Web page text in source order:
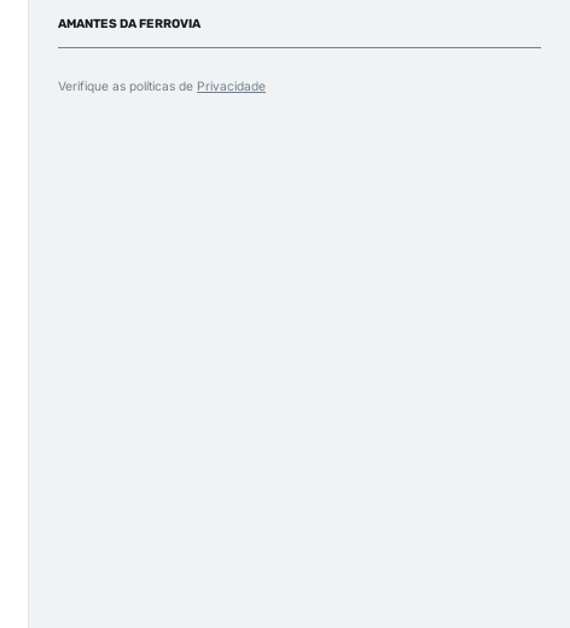
AMANTES DA FERROVIA
Verifique as políticas de Privacidade